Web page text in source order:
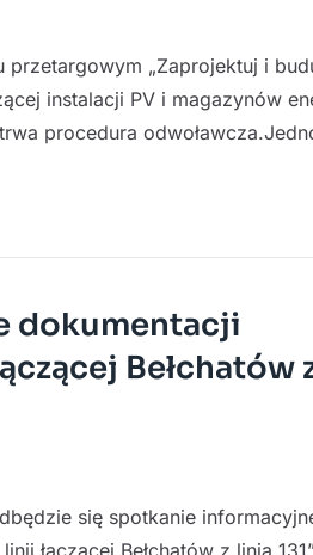
„Zaprojektuj i
instalacji PV i magazynów
procedura
dokumentacji
Bełchatów
się spotkanie
łączącej Bełchatów z linią